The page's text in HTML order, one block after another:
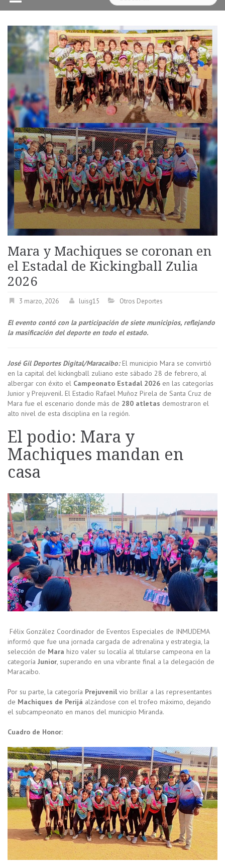
Mara y Machiques se coronan en
el Estadal de Kickingball Zulia
2026
3 marzo, 2026 luisg15 Otros Deportes
El evento contó con la participación de siete municipios, reflejando
la masificación del deporte en todo el estado.
José Gil Deportes Digital/Maracaibo:El municipio Mara se convirtió
en la capital del kickingball zuliano este sábado 28 de febrero, al
albergar con éxito el Campeonato Estadal 2026 en las categorías
Junior y Prejuvenil. El Estadio Rafael Muñoz Pirela de Santa Cruz de
Mara fue el escenario donde más de 280 atletas demostraron el
alto nivel de esta disciplina en la región.
El podio: Mara y
Machiques mandan en
casa
Félix González Coordinador de Eventos Especiales de INMUDEMA
informó que fue una jornada cargada de adrenalina y estrategia, la
selección de Mara hizo valer su localía al titularse campeona en la
categoría Junior, superando en una vibrante final a la delegación de
Maracaibo.
Por su parte, la categoría Prejuvenilvio brillar a las representantes
de Machiques de Perijá alzándose con el trofeo máximo, dejando
el subcampeonato en manos del municipio Miranda.
Cuadro de Honor: